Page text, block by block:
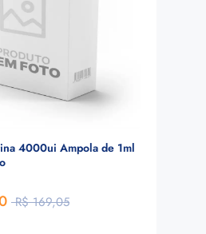
4000ui Ampola de 1ml
R$ 169,05